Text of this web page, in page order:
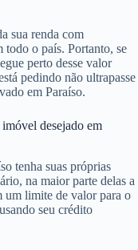
sua renda com
todo o país. Portanto, se
perto desse valor
pedindo não ultrapasse
em Paraíso.
desejado em
tenha suas próprias
na maior parte delas a
um limite de valor para o
seu crédito